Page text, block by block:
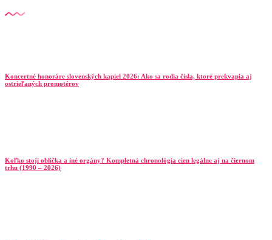
Koncertné honoráre slovenských kapiel 2026: Ako sa rodia čísla, ktoré prekvapia aj
ostrieľaných promotérov
Koľko stojí oblička a iné orgány? Kompletná chronológia cien legálne aj na čiernom
trhu (1990 – 2026)